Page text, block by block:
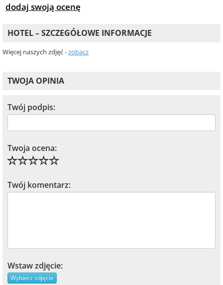
dodaj swoją ocenę
HOTEL – SZCZEGÓŁOWE INFORMACJE
Więcej naszych zdjęć -zobacz
TWOJA OPINIA
Twój podpis:
Twoja ocena:
Twój komentarz:
Wstaw zdjęcie:
Wybierz zdjęcie